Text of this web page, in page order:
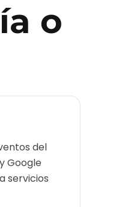
o
del
Google
servicios